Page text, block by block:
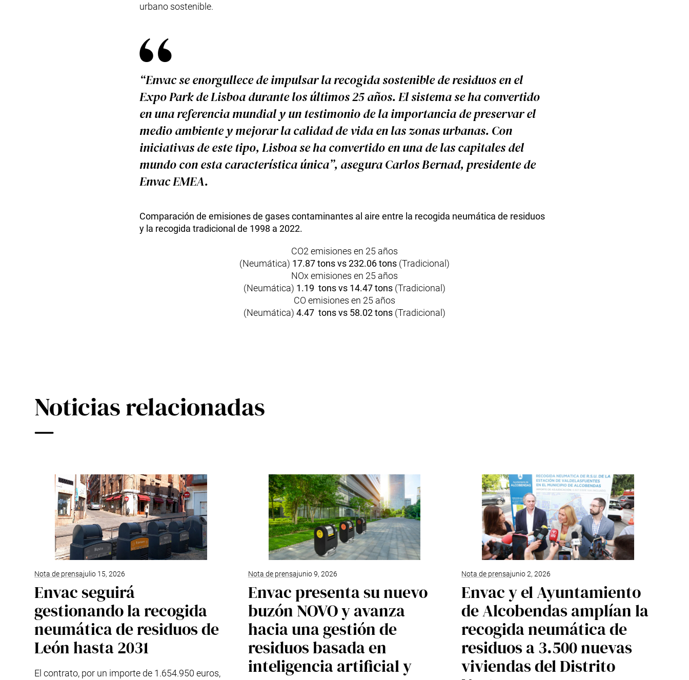
urbano sostenible.
“Envac se enorgullece de impulsar la recogida sostenible de residuos en el
Expo Park de Lisboa durante los últimos 25 años. El sistema se ha convertido
en una referencia mundial y un testimonio de la importancia de preservar el
medio ambiente y mejorar la calidad de vida en las zonas urbanas. Con
iniciativas de este tipo, Lisboa se ha convertido en una de las capitales del
mundo con esta característica única”, asegura Carlos Bernad, presidente de
Envac EMEA.
Comparación de emisiones de gases contaminantes al aire entre la recogida neumática de residuos
y la recogida tradicional de 1998 a 2022.
CO2 emisiones en 25 años
(Neumática) 17.87 tons vs 232.06 tons (Tradicional)
NOx emisiones en 25 años
(Neumática) 1.19 tons vs 14.47 tons (Tradicional)
CO emisiones en 25 años
(Neumática) 4.47 tons vs 58.02 tons (Tradicional)
Noticias relacionadas
Nota de prensajulio 15, 2026
Envac seguirá
gestionando la recogida
neumática de residuos de
León hasta 2031
El contrato, por un importe de 1.654.950 euros,
Nota de prensajunio 9, 2026
Envac presenta su nuevo
buzón NOVO y avanza
hacia una gestión de
residuos basada en
inteligencia artificial y
Nota de prensajunio 2, 2026
Envac y el Ayuntamiento
de Alcobendas amplían la
recogida neumática de
residuos a 3.500 nuevas
viviendas del Distrito